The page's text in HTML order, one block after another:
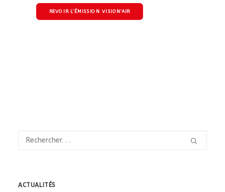
REVOIR L'ÉMISSION VISION'AIR
ACTUALITÉS